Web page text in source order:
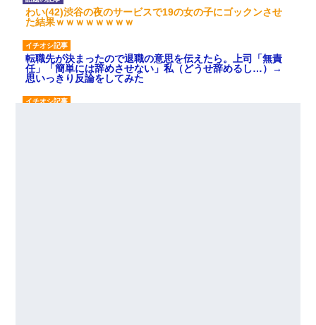
わい(42)渋谷の夜のサービスで19の女の子にゴックンさせ
た結果ｗｗｗｗｗｗｗｗ
転職先が決まったので退職の意思を伝えたら。上司「無責
任」「簡単には辞めさせない」私（どうせ辞めるし…）→
思いっきり反論をしてみた